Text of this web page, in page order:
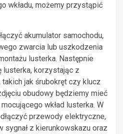
wkładu, możemy przystąpić
akumulator samochodu,
zwarcia lub uszkodzenia
lusterka. Następnie
lusterka, korzystając z
jak śrubokręt czy klucz
obudowy będziemy mieć
wkład lusterka. W
przewody elektryczne,
sygnał z kierunkowskazu oraz